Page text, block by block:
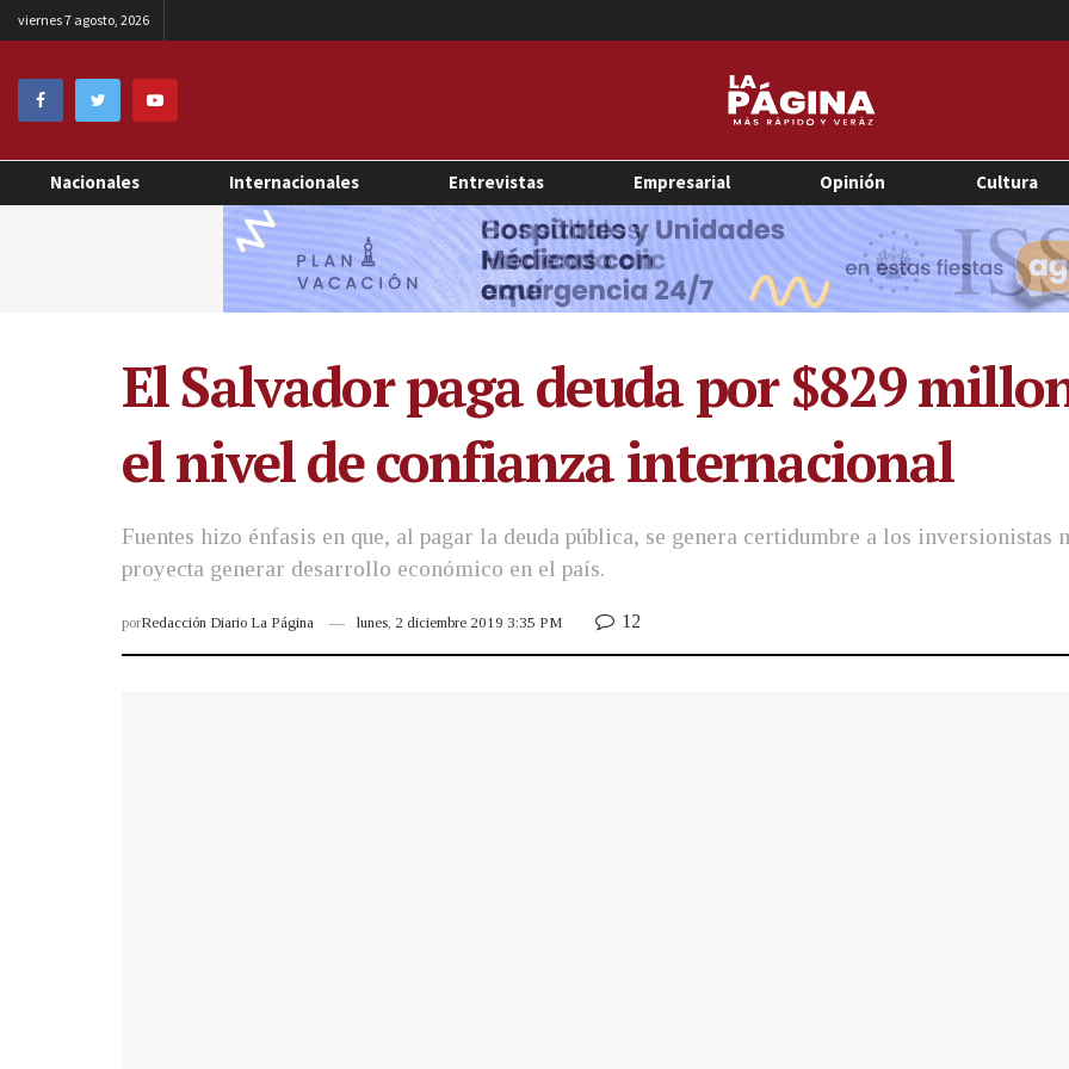
viernes 7 agosto, 2026
Nacionales Internacionales Entrevistas Empresarial Opinión Cultura
El Salvador paga deuda por $829
el nivel de confianza internacional
Fuentes hizo énfasis en que, al pagar la deuda pública, se genera certidumbre a los
proyecta generar desarrollo económico en el país.
porRedacción Diario La Página lunes, 2 diciembre 2019 3:35 PM 12